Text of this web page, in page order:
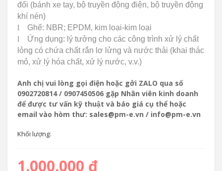
đổi (bánh xe tay, bộ truyền động điện, bộ truyền động
khí nén)
l
Ghế: NBR; EPDM, kim loại-kim loại
l
Ứng dụng: lý tưởng cho các công trình xử lý chất
lỏng có chứa chất rắn lơ lửng và nước thải (khai thác
mỏ, xử lý hóa chất, xử lý nước, v.v.)
Anh chị vui lòng gọi điện hoặc gởi ZALO qua số
0902720814 / 0907450506 gặp Nhân viên kinh doanh
để được tư vấn kỹ thuật và báo giá cụ thể hoặc
email vào hòm thư: sales@pm-e.vn / info@pm-e.vn
Khối lượng:
1.000.000 đ